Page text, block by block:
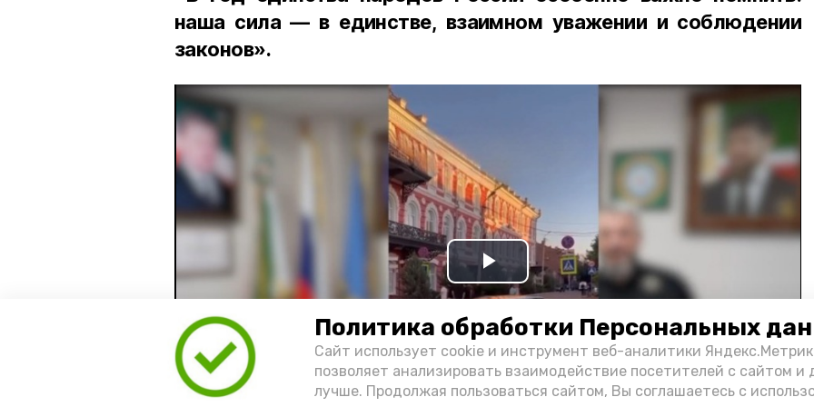
Политика обработки Персональных
Сайт использует cookie и инструмент веб-аналитики
позволяет анализировать взаимодействие посетителей с сайтом и
лучше. Продолжая пользоваться сайтом, Вы соглашаетесь с
наша сила — в единстве, взаимном уважении и соблюдении
законов».
Play
Video